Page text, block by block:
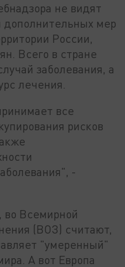
не видят
мер
России,
Всего в стране
заболевания, а
лечения.
все
рисков
-
, во Всемирной
(ВОЗ) считают,
"умеренный"
А вот Европа